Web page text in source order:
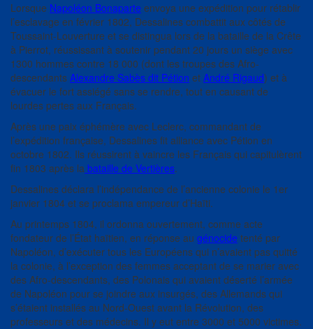
Lorsque Napoléon Bonaparte envoya une expédition pour rétablir
l’esclavage en février 1802, Dessalines combattit aux côtés de
Toussaint-Louverture et se distingua lors de la bataille de la Crête
à Pierrot, réussissant à soutenir pendant 20 jours un siège avec
1300 hommes contre 18 000 (dont les troupes des Afro-
descendants Alexandre Sabès dit Pétion et André Rigaud) et à
évacuer le fort assiégé sans se rendre, tout en causant de
lourdes pertes aux Français.
Après une paix éphémère avec Leclerc, commandant de
l’expédition française, Dessalines fit alliance avec Pétion en
octobre 1802. Ils réussirent à vaincre les Français qui capitulèrent
fin 1803 après la bataille de Vertières.
Dessalines déclara l’indépendance de l’ancienne colonie le 1er
janvier 1804 et se proclama empereur d’Haïti.
Au printemps 1804, il ordonna ouvertement, comme acte
fondateur de l’État haïtien, en réponse au génocide tenté par
Napoléon, d’exécuter tous les Européens qui n’avaient pas quitté
la colonie, à l’exception des femmes acceptant de se marier avec
des Afro-descendants, des Polonais qui avaient déserté l’armée
de Napoléon pour se joindre aux insurgés, des Allemands qui
s’étaient installés au Nord-Ouest avant la Révolution, des
professeurs et des médecins. Il y eut entre 3000 et 5000 victimes.